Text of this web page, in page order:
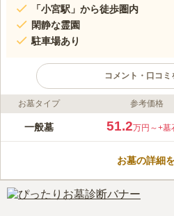
「小宮駅」から徒歩圏内
閑静な霊園
駐車場あり
コメント・口コミ
ライフドット編集部のコメント
東京都八王子市に位置する大
とができます。 「京王八王子
ます。 真言宗の寺院であるた
と限られており、檀家になる必
口コミ評価
お墓タイプ 参考価格
一般墓 51.2万円～+墓
お墓の詳細